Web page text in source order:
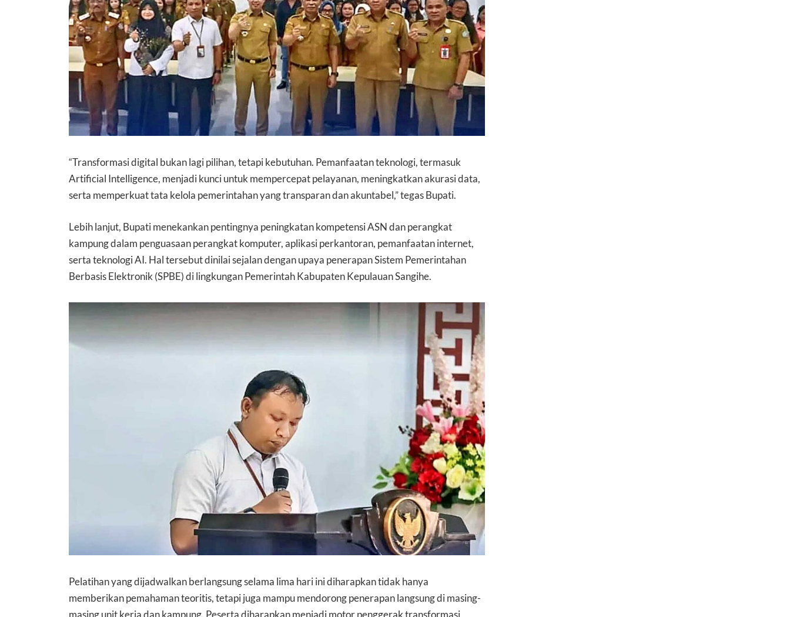
“Transformasi digital bukan lagi pilihan, tetapi kebutuhan. Pemanfaatan teknologi, termasuk
Artificial Intelligence, menjadi kunci untuk mempercepat pelayanan, meningkatkan akurasi data,
serta memperkuat tata kelola pemerintahan yang transparan dan akuntabel,” tegas Bupati.
Lebih lanjut, Bupati menekankan pentingnya peningkatan kompetensi ASN dan perangkat
kampung dalam penguasaan perangkat komputer, aplikasi perkantoran, pemanfaatan internet,
serta teknologi AI. Hal tersebut dinilai sejalan dengan upaya penerapan Sistem Pemerintahan
Berbasis Elektronik (SPBE) di lingkungan Pemerintah Kabupaten Kepulauan Sangihe.
Pelatihan yang dijadwalkan berlangsung selama lima hari ini diharapkan tidak hanya
memberikan pemahaman teoritis, tetapi juga mampu mendorong penerapan langsung di masing-